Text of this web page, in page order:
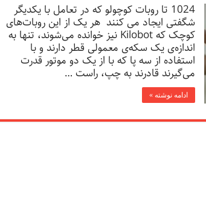
1024 تا روبات کوچولو که در تعامل با یکدیگر
شگفتی ایجاد می کنند هر یک از این روبات‌های
کوچک که Kilobot نیز خوانده می‌شوند، تنها به
اندازه‌ی یک سکه‌ی معمولی قطر دارند و با
استفاده از سه پا که با از یک دو موتور قدرت
می‌گیرند قادرند به چپ، راست …
ادامه نوشته »